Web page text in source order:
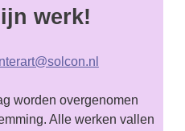
werk!
worden overgenomen
Alle werken vallen